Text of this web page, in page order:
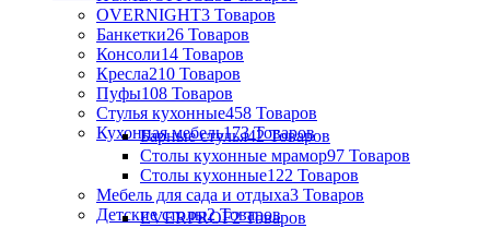
OVERNIGHT3 Товаров
Банкетки26 Товаров
Консоли14 Товаров
Кресла210 Товаров
Пуфы108 Товаров
Стулья кухонные458 Товаров
Кухонная мебель173 Товаров
Барные стулья42 Товаров
Столы кухонные мрамор97 Товаров
Столы кухонные122 Товаров
Мебель для сада и отдыха3 Товаров
Детские столы2 Товаров
EVERPROF2 Товаров